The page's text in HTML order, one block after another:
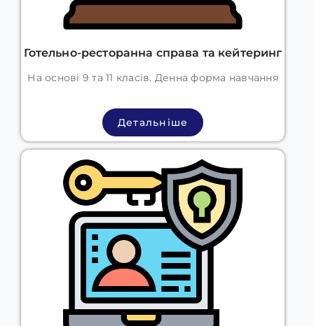
Готельно-ресторанна справа та кейтеринг
На основі 9 та 11 класів. Денна форма навчання
Детальніше